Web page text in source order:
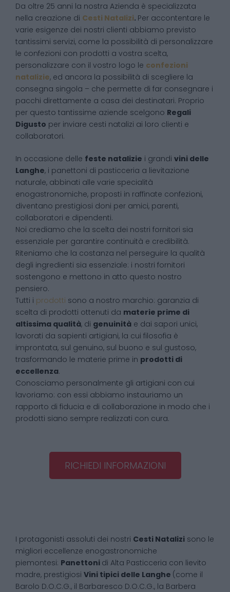
Da oltre 25 anni la nostra Azienda è specializzata
nella creazione di Cesti Natalizi. Per accontentare le
varie esigenze dei nostri clienti abbiamo previsto
tantissimi servizi, come la possibilità di personalizzare
le confezioni con prodotti a vostra scelta,
personalizzare con il vostro logo le confezioni
natalizie, ed ancora la possibilità di scegliere la
consegna singola – che permette di far consegnare i
pacchi direttamente a casa dei destinatari. Proprio
per questo tantissime aziende scelgono Regali
Digusto per inviare cesti natalizi ai loro clienti e
collaboratori.
In occasione delle feste natalizie i grandi vini delle
Langhe, i panettoni di pasticceria a lievitazione
naturale, abbinati alle varie specialità
enogastronomiche, proposti in raffinate confezioni,
diventano prestigiosi doni per amici, parenti,
collaboratori e dipendenti.
Noi crediamo che la scelta dei nostri fornitori sia
essenziale per garantire continuità e credibilità.
Riteniamo che la costanza nel perseguire la qualità
degli ingredienti sia essenziale: i nostri fornitori
sostengono e mettono in atto questo nostro
pensiero.
Tutti i prodotti sono a nostro marchio: garanzia di
scelta di prodotti ottenuti da materie prime di
altissima qualità, di genuinità e dai sapori unici,
lavorati da sapienti artigiani, la cui filosofia è
improntata, sul genuino, sul buono e sul gustoso,
trasformando le materie prime in prodotti di
eccellenza.
Conosciamo personalmente gli artigiani con cui
lavoriamo: con essi abbiamo instauriamo un
rapporto di fiducia e di collaborazione in modo che i
prodotti siano sempre realizzati con cura.
RICHIEDI INFORMAZIONI
I protagonisti assoluti dei nostri Cesti Natalizi sono le
migliori eccellenze enogastronomiche
piemontesi: Panettoni di Alta Pasticceria con lievito
madre, prestigiosi Vini tipici delle Langhe (come il
Barolo D.O.C.G., il Barbaresco D.O.C.G., la Barbera